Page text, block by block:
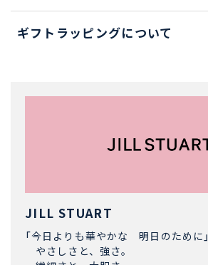
ギフトラッピングについて
JILL STUART
「今日よりも華やかな 明日のために」
やさしさと、強さ。